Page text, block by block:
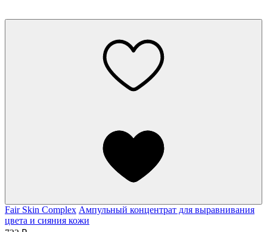
Fair Skin Complex Ампульный концентрат для выравнивания
цвета и сияния кожи